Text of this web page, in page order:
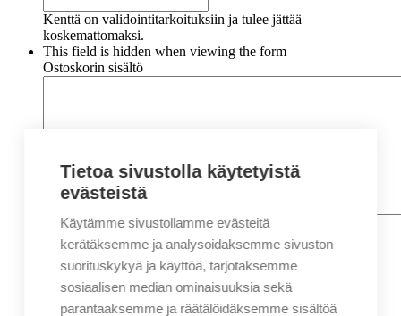
Kenttä on validointitarkoituksiin ja tulee jättää
koskemattomaksi.
This field is hidden when viewing the form
Ostoskorin sisältö
Nimi*
Etunimi
Sukunimi
Tietoa sivustolla käytetyistä
evästeistä
Käytämme sivustollamme evästeitä
kerätäksemme ja analysoidaksemme sivuston
suorituskykyä ja käyttöä, tarjotaksemme
sosiaalisen median ominaisuuksia sekä
parantaaksemme ja räätälöidäksemme sisältöä